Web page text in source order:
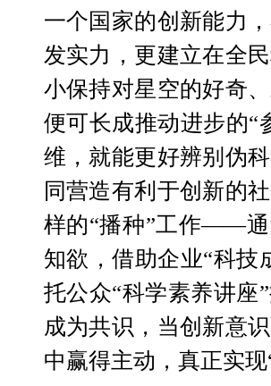
一个国家的创新能力
发实力，更建立在全
小保持对星空的好奇
便可长成推动进步的“
维，就能更好辨别伪
同营造有利于创新的
样的“播种”工作——通
知欲，借助企业“科技
托公众“科学素养讲座
成为共识，当创新意
中赢得主动，真正实